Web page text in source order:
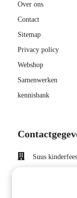
Over ons
Contact
Sitemap
Privacy policy
Webshop
Samenwerken
kennisbank
Suus